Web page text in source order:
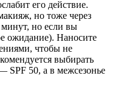
его действие.
но тоже через
минут, но если вы
ожидание). Наносите
чтобы не
выбирать
SPF 50, а в межсезонье